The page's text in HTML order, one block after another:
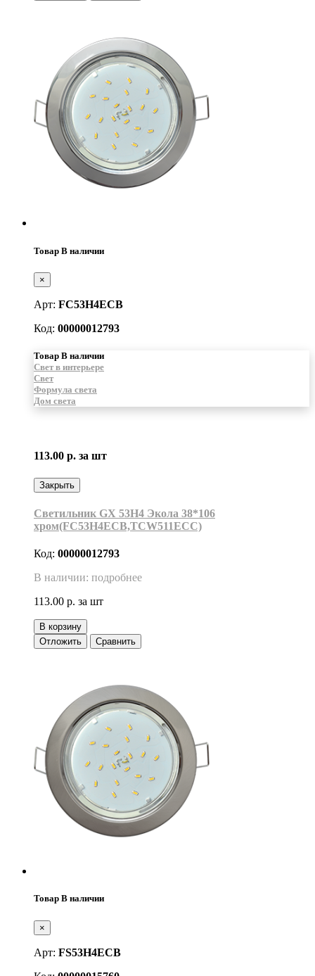
Товар В наличии
×
Арт: FC53H4ECB
Код: 00000012793
Товар В наличии
Свет в интерьере
Свет
Формула света
Дом света
113.00 р. за шт
Закрыть
Светильник GX 53H4 Экола 38*106
хром(FC53H4ECB,TCW511ECC)
Код: 00000012793
В наличии: подробнее
113.00 р. за шт
В корзину
Отложить
Сравнить
Товар В наличии
×
Арт: FS53H4ECB